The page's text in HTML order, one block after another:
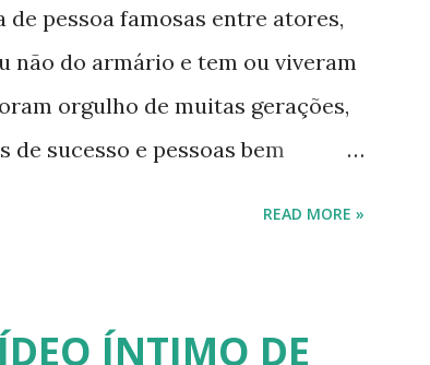
Arantes - Ariadna Arantes
sua ...
pessoa famosas entre atores,
não do armário e tem ou viveram
orgulho de muitas gerações,
sucesso e pessoas bem
gays u bissexuais 00:04
READ MORE »
ÍNTIMO DE